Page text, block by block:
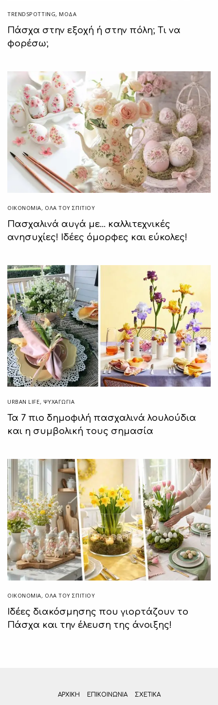
TRENDSPOTTING, ΜΟΔΑ
Πάσχα στην εξοχή ή στην πόλη; Τι να
φορέσω;
ΟΙΚΟΝΟΜΙΑ, ΌΛΑ ΤΟΥ ΣΠΙΤΙΟΥ
Πασχαλινά αυγά με… καλλιτεχνικές
ανησυχίες! Ιδέες όμορφες και εύκολες!
URBAN LIFE, ΨΥΧΑΓΩΓΙΑ
Τα 7 πιο δημοφιλή πασχαλινά λουλούδια
και η συμβολική τους σημασία
ΟΙΚΟΝΟΜΙΑ, ΌΛΑ ΤΟΥ ΣΠΙΤΙΟΥ
Ιδέες διακόσμησης που γιορτάζουν το
Πάσχα και την έλευση της άνοιξης!
ΑΡΧΙΚΗ ΕΠΙΚΟΙΝΩΝΊΑ ΣΧΕΤΙΚΆ